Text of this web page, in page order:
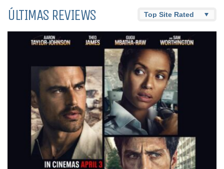
ÚLTIMAS REVIEWS